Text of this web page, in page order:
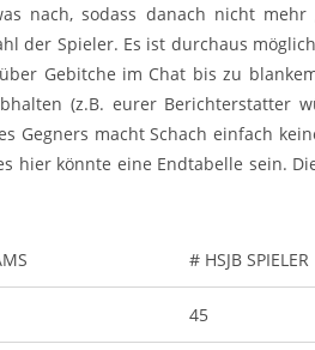
nach, sodass danach nicht
der Spieler. Es ist durchaus
Gebitche im Chat bis zu
(z.B. eurer Berichterstatter
Gegners macht Schach einfach
hier könnte eine Endtabelle sein.
# HSJB SPIELER
45